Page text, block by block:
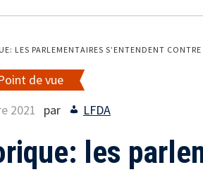
LES PARLEMENTAIRES S’ENTENDENT
de vue
2021 par LFDA
les